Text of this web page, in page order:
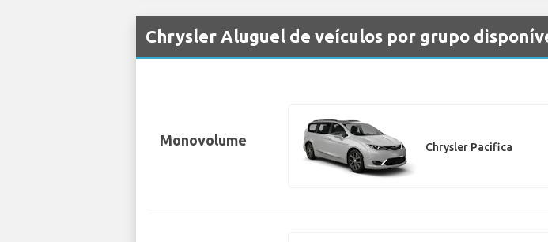
Chrysler Aluguel de veículos por grupo
Monovolume Chrysler Pacifica